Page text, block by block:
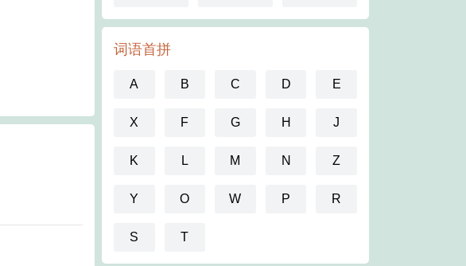
词语首拼
A B C D E
X F G H J
K L M N Z
Y O W P R
S T